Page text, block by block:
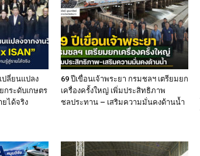
ปลี่ยนแปลง
ยกระดับเกษตร
ได้จริง
69 ปีเขื่อนเจ้าพระยา กรมชลฯ เตรียมยก
เครื่องครั้งใหญ่ เพิ่มประสิทธิภาพ
ชลประทาน – เสริมความมั่นคงด้านน้ำ